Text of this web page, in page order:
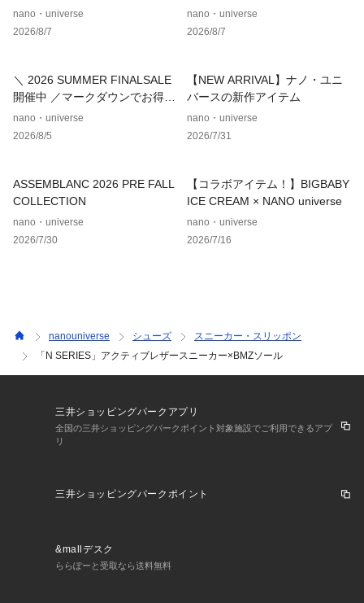
■コーディネート
・キレイめなセットアップと合わせたスタイルがおすすめ
■取扱方法
こちらの商品は水や雨に濡れたり、汗による湿気、乾燥状態で
の摩擦により、薄い色の衣服などに色移りする可能性がござい
ます。予めご了承いただき、ご使用の際にはご注意くださいま
※サンプルにて撮影、採寸を行う為、実際にお届けする商品と
仕様やサイズが異なる場合がございます。予約時は生産の都合
上、お届け予定時期が前後する場合もございますので、予めご
了承下さい。
気になるアイテムをお気に入り登録して、あなただけの欲しい
いち早く特典情報をゲットして、お買い物をよりお楽しみくだ
nano・universe
2026/8/7
nano・universe
2026/8/7
＼ 2026 SUMMER FINALSALE
開催中 ／マークダウンでお得に
ゲット！
nano・universe
2026/8/5
【NEW ARRIVAL】ナノ・ユニ
バースの新作アイテム
nano・universe
2026/7/31
ASSEMBLANC 2026 PRE FALL
COLLECTION
nano・universe
2026/7/30
【コラボアイテム！】BIGBABY
ICE CREAM × NANO universe
nano・universe
2026/7/16
nanouniverse シューズ
スニーカー・スリッポン
「N SERIES」アクティブレザースニーカー×BMZソール
三井ショッピングパークアプリ
全国の三井ショッピングパークポイント対象施設でご利用できるアプ
リ
三井ショッピングパークポイント
&mallデスク
ららぽーと受取なら送料無料